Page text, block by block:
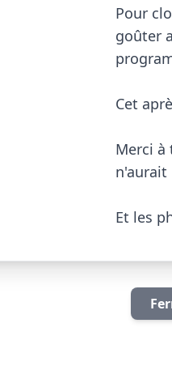
Pour
goûter
Cet
Merci à
n'aurait
Et